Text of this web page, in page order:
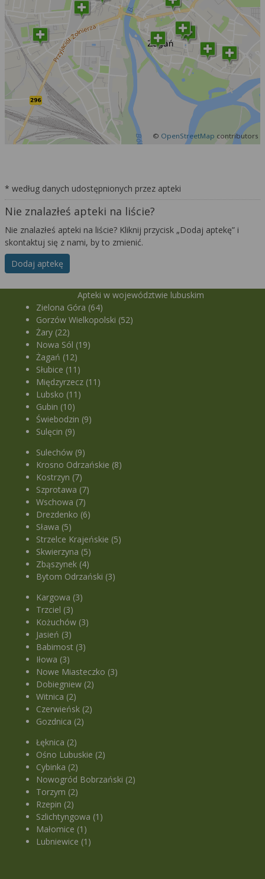
© OpenStreetMap contributors
* według danych udostępnionych przez apteki
Nie znalazłeś apteki na liście?
Nie znalazłeś apteki na liście? Kliknij przycisk „Dodaj aptekę” i
skontaktuj się z nami, by to zmienić.
Dodaj aptekę
Apteki w województwie lubuskim
Zielona Góra (64)
Gorzów Wielkopolski (52)
Żary (22)
Nowa Sól (19)
Żagań (12)
Słubice (11)
Międzyrzecz (11)
Lubsko (11)
Gubin (10)
Świebodzin (9)
Sulęcin (9)
Sulechów (9)
Krosno Odrzańskie (8)
Kostrzyn (7)
Szprotawa (7)
Wschowa (7)
Drezdenko (6)
Sława (5)
Strzelce Krajeńskie (5)
Skwierzyna (5)
Zbąszynek (4)
Bytom Odrzański (3)
Kargowa (3)
Trzciel (3)
Kożuchów (3)
Jasień (3)
Babimost (3)
Iłowa (3)
Nowe Miasteczko (3)
Dobiegniew (2)
Witnica (2)
Czerwieńsk (2)
Gozdnica (2)
Łęknica (2)
Ośno Lubuskie (2)
Cybinka (2)
Nowogród Bobrzański (2)
Torzym (2)
Rzepin (2)
Szlichtyngowa (1)
Małomice (1)
Lubniewice (1)